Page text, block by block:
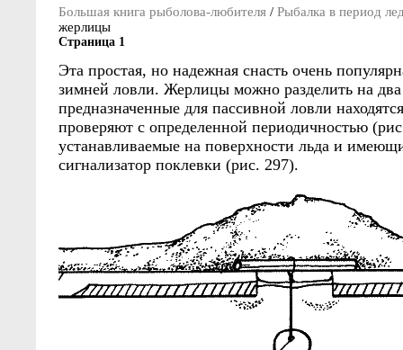
Большая книга рыболова-любителя / Рыбалка в период
жерлицы
Страница 1
Эта простая, но надежная снасть очень
зимней ловли. Жерлицы можно разделить на
предназначенные для пассивной ловли
проверяют с определенной периодичностью
устанавливаемые на поверхности льда и
сигнализатор поклевки (рис. 297).